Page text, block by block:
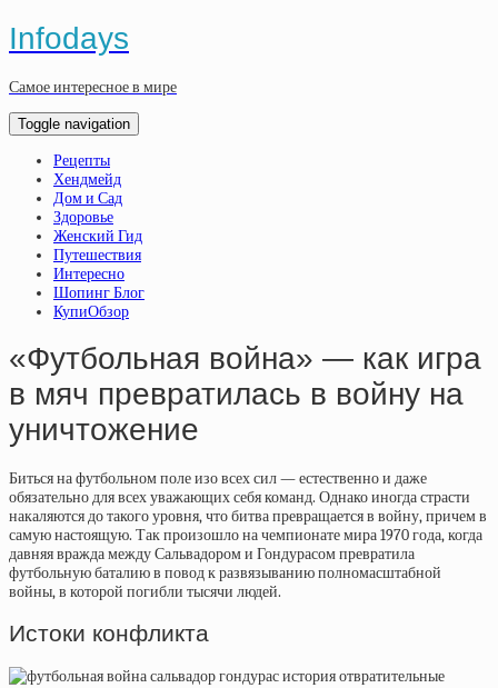
Infodays
Самое интересное в мире
Toggle navigation
Рецепты
Хендмейд
Дом и Сад
Здоровье
Женский Гид
Путешествия
Интересно
Шопинг Блог
КупиОбзор
«Футбольная война» — как игра
в мяч превратилась в войну на
уничтожение
Биться на футбольном поле изо всех сил — естественно и даже
обязательно для всех уважающих себя команд. Однако иногда страсти
накаляются до такого уровня, что битва превращается в войну, причем в
самую настоящую. Так произошло на чемпионате мира 1970 года, когда
давняя вражда между Сальвадором и Гондурасом превратила
футбольную баталию в повод к развязыванию полномасштабной
войны, в которой погибли тысячи людей.
Истоки конфликта